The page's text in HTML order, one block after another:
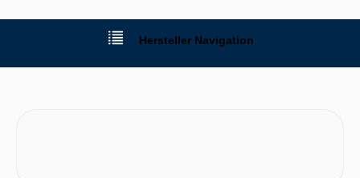
Hersteller Navigation